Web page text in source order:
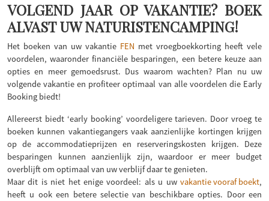
VOLGEND JAAR OP VAKANTIE? BOEK
ALVAST UW NATURISTENCAMPING!
Het boeken van uw vakantie FEN met vroegboekkorting heeft vele
voordelen, waaronder financiële besparingen, een betere keuze aan
opties en meer gemoedsrust. Dus waarom wachten? Plan nu uw
volgende vakantie en profiteer optimaal van alle voordelen die Early
Booking biedt!
Allereerst biedt ‘early booking’ voordeligere tarieven. Door vroeg te
boeken kunnen vakantiegangers vaak aanzienlijke kortingen krijgen
op de accommodatieprijzen en reserveringskosten krijgen. Deze
besparingen kunnen aanzienlijk zijn, waardoor er meer budget
overblijft om optimaal van uw verblijf daar te genieten.
Maar dit is niet het enige voordeel: als u uw vakantie vooraf boekt,
heeft u ook een betere selectie van beschikbare opties. Door een